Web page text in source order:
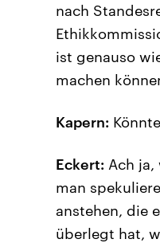
nach
ist genauso
machen
Kapern:
Eckert: Ach ja,
man
anstehen, die
überlegt hat,